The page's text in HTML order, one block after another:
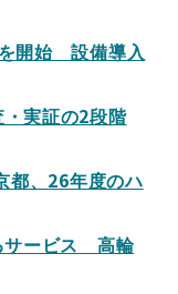
開始 設備導入
実証の2段階
、26年度のハ
サービス 高輪